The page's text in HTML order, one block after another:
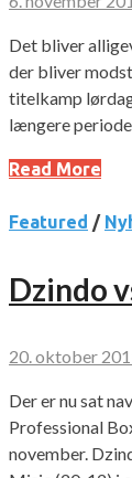
Det bliver
der bliver
titelkamp
længere
Read More
Featured /
Dzindo
20. oktober
Der er nu sat
Professional
november.